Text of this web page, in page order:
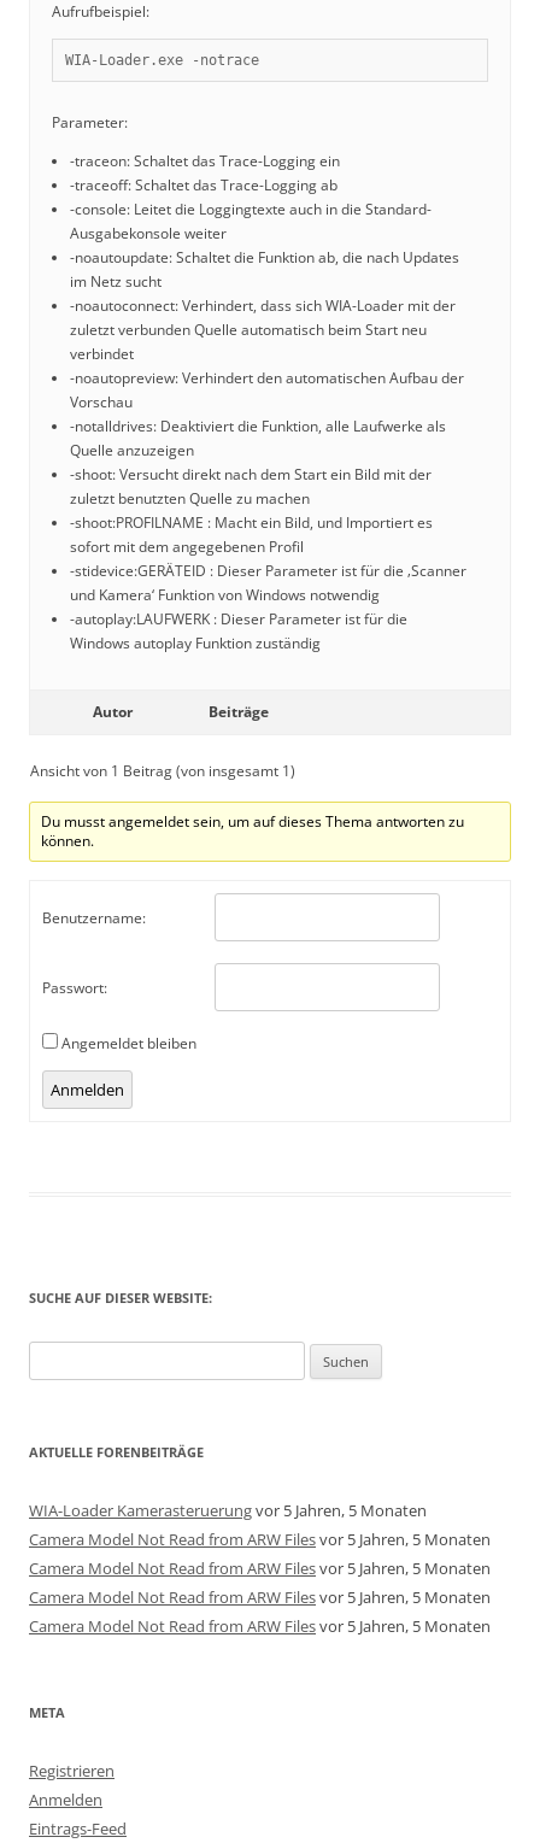
Aufrufbeispiel:
WIA-Loader.exe -notrace
Parameter:
-traceon: Schaltet das Trace-Logging ein
-traceoff: Schaltet das Trace-Logging ab
-console: Leitet die Loggingtexte auch in die Standard-
Ausgabekonsole weiter
-noautoupdate: Schaltet die Funktion ab, die nach Updates
im Netz sucht
-noautoconnect: Verhindert, dass sich WIA-Loader mit der
zuletzt verbunden Quelle automatisch beim Start neu
verbindet
-noautopreview: Verhindert den automatischen Aufbau der
Vorschau
-notalldrives: Deaktiviert die Funktion, alle Laufwerke als
Quelle anzuzeigen
-shoot: Versucht direkt nach dem Start ein Bild mit der
zuletzt benutzten Quelle zu machen
-shoot:PROFILNAME : Macht ein Bild, und Importiert es
sofort mit dem angegebenen Profil
-stidevice:GERÄTEID : Dieser Parameter ist für die ‚Scanner
und Kamera‘ Funktion von Windows notwendig
-autoplay:LAUFWERK : Dieser Parameter ist für die
Windows autoplay Funktion zuständig
Autor Beiträge
Ansicht von 1 Beitrag (von insgesamt 1)
Du musst angemeldet sein, um auf dieses Thema antworten zu
können.
Benutzername:
Passwort:
Angemeldet bleiben
Alternative:
Anmelden
SUCHE AUF DIESER WEBSITE:
nach:
AKTUELLE FORENBEITRÄGE
WIA-Loader Kamerasteruerungvor 5 Jahren, 5 Monaten
Camera Model Not Read from ARW Filesvor 5 Jahren, 5 Monaten
Camera Model Not Read from ARW Filesvor 5 Jahren, 5 Monaten
Camera Model Not Read from ARW Filesvor 5 Jahren, 5 Monaten
Camera Model Not Read from ARW Filesvor 5 Jahren, 5 Monaten
META
Registrieren
Anmelden
Eintrags-Feed